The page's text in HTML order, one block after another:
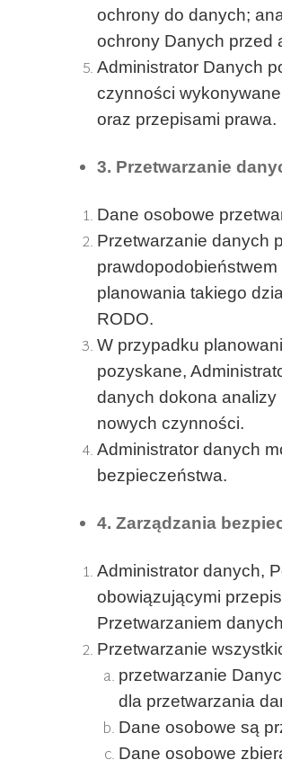
ochrony do danych;
ochrony Danych przed
Administrator Danych
czynności
oraz przepisami prawa.
3. Przetwarzanie
Dane osobowe
Przetwarzanie danych
planowania takiego
RODO.
W przypadku
pozyskane,
danych dokona
nowych czynności.
Administrator danych
bezpieczeństwa.
4. Zarządzania
Administrator danych,
obowiązującymi
Przetwarzaniem
Przetwarzanie
przetwarzanie
dla przetwarzania
Dane osobowe są
Dane osobowe